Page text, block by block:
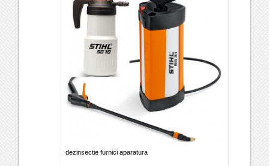
dezinsectie furnici aparatura